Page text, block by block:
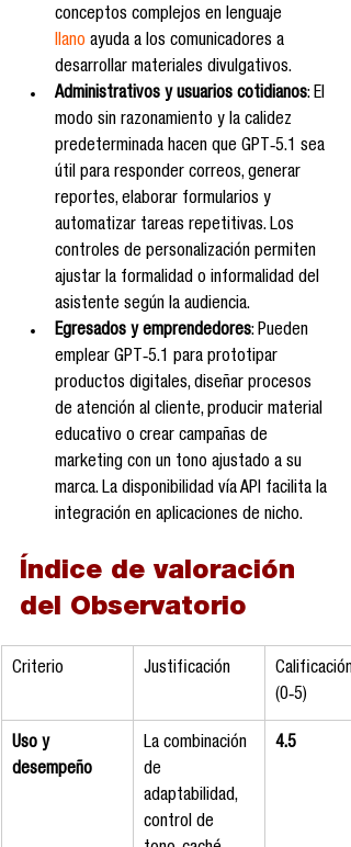
conceptos complejos en lenguaje
llano ayuda a los comunicadores a
desarrollar materiales divulgativos.
Administrativos y usuarios cotidianos: El
modo sin razonamiento y la calidez
predeterminada hacen que GPT‑5.1 sea
útil para responder correos, generar
reportes, elaborar formularios y
automatizar tareas repetitivas. Los
controles de personalización permiten
ajustar la formalidad o informalidad del
asistente según la audiencia.
Egresados y emprendedores: Pueden
emplear GPT‑5.1 para prototipar
productos digitales, diseñar procesos
de atención al cliente, producir material
educativo o crear campañas de
marketing con un tono ajustado a su
marca. La disponibilidad vía API facilita la
integración en aplicaciones de nicho.
Índice de valoración
del Observatorio
Criterio Justificación
Calificación
(0‑5)
Uso y
desempeño
La combinación
de
adaptabilidad,
control de
4.5